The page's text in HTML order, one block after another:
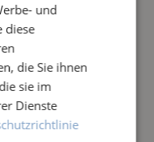
gewünschten
und
diese
die Sie ihnen
sie im
Dienste